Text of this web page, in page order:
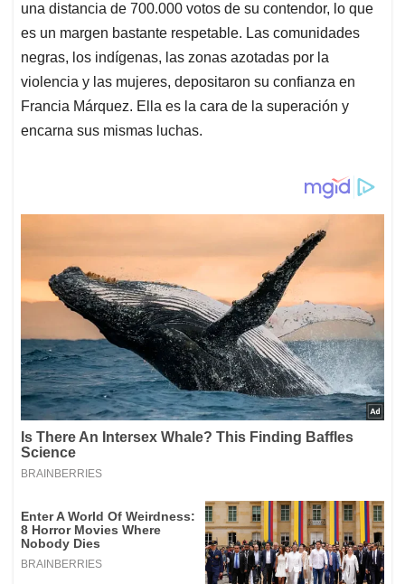
una distancia de 700.000 votos de su contendor, lo que
es un margen bastante respetable. Las comunidades
negras, los indígenas, las zonas azotadas por la
violencia y las mujeres, depositaron su confianza en
Francia Márquez. Ella es la cara de la superación y
encarna sus mismas luchas.